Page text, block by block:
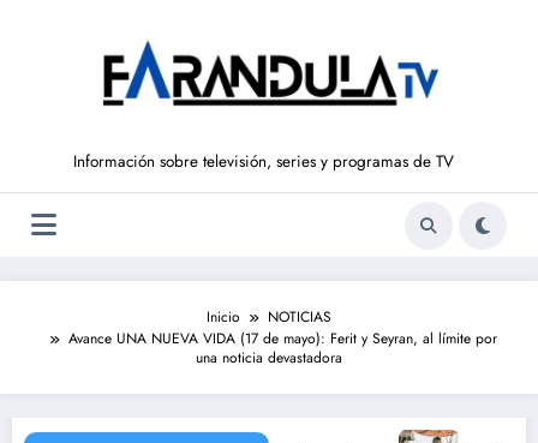
Información sobre televisión, series y programas de TV
Inicio
NOTICIAS
Avance UNA NUEVA VIDA (17 de mayo): Ferit y Seyran, al límite por
una noticia devastadora